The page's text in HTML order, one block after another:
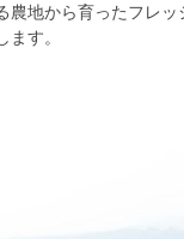
農地から育ったフレ
ます。